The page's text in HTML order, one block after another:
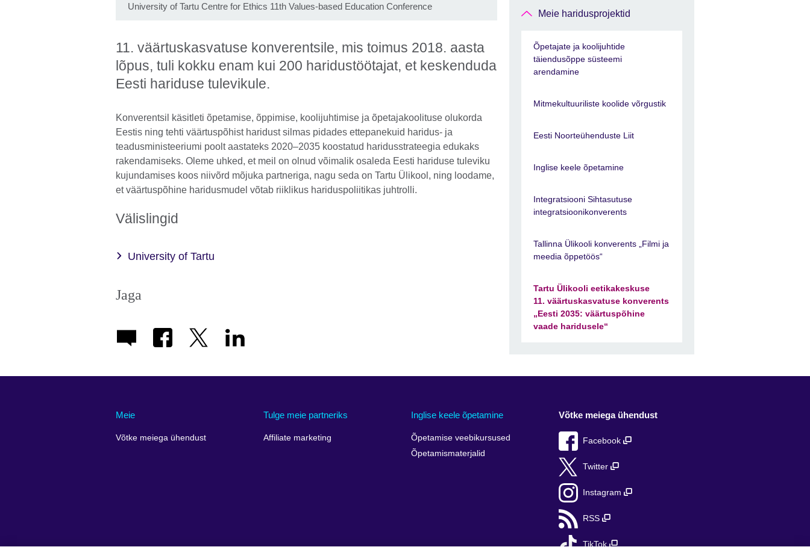
University of Tartu Centre for Ethics 11th Values-based Education Conference
11. väärtuskasvatuse konverentsile, mis toimus 2018. aasta
lõpus, tuli kokku enam kui 200 haridustöötajat, et keskenduda
Eesti hariduse tulevikule.
Konverentsil käsitleti õpetamise, õppimise, koolijuhtimise ja õpetajakoolituse olukorda
Eestis ning tehti väärtuspõhist haridust silmas pidades ettepanekuid haridus- ja
teadusministeeriumi poolt aastateks 2020–2035 koostatud haridusstrateegia edukaks
rakendamiseks. Oleme uhked, et meil on olnud võimalik osaleda Eesti hariduse tuleviku
kujundamises koos niivõrd mõjuka partneriga, nagu seda on Tartu Ülikool, ning loodame,
et väärtuspõhine haridusmudel võtab riiklikus hariduspoliitikas juhtrolli.
Välislingid
University of Tartu
Jaga
Meie haridusprojektid
Õpetajate ja koolijuhtide
täiendusõppe süsteemi
arendamine
Mitmekultuuriliste koolide võrgustik
Eesti Noorteühenduste Liit
Inglise keele õpetamine
Integratsiooni Sihtasutuse
integratsioonikonverents
Tallinna Ülikooli konverents „Filmi ja
meedia õppetöös“
Tartu Ülikooli eetikakeskuse
11. väärtuskasvatuse konverents
„Eesti 2035: väärtuspõhine
vaade haridusele“
Meie
Võtke meiega ühendust
Tulge meie partneriks
Affiliate marketing
Inglise keele õpetamine
Õpetamise veebikursused
Õpetamismaterjalid
Võtke meiega ühendust
Facebook
Twitter
Instagram
RSS
TikTok